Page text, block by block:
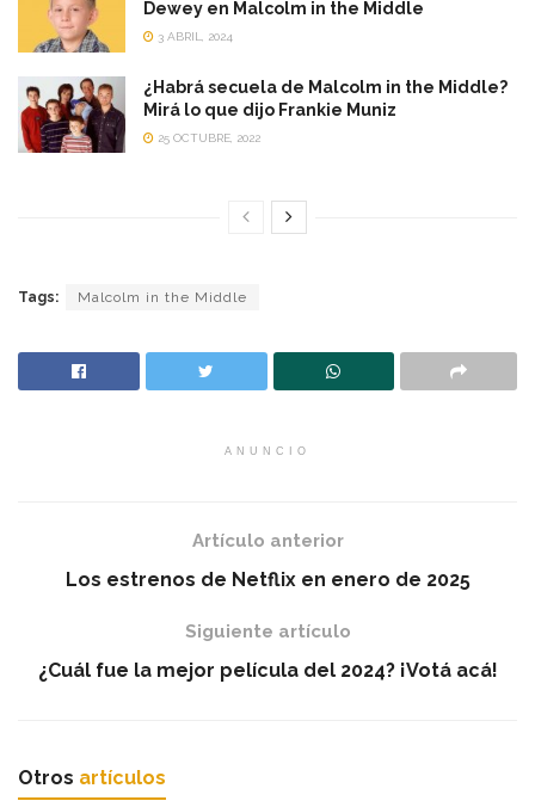
Dewey en Malcolm in the Middle
3 ABRIL, 2024
¿Habrá secuela de Malcolm in the Middle?
Mirá lo que dijo Frankie Muniz
25 OCTUBRE, 2022
Tags: Malcolm in the Middle
ANUNCIO
Artículo anterior
Los estrenos de Netflix en enero de 2025
Siguiente artículo
¿Cuál fue la mejor película del 2024? ¡Votá acá!
Otros artículos